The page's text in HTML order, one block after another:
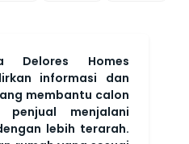
Delores Homes
informasi dan
membantu calon
penjual menjalani
lebih terarah.